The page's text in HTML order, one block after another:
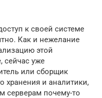
к своей системе
Как и нежелание
этой
сейчас уже
или сборщик
хранения и аналитики,
серверам почему-то